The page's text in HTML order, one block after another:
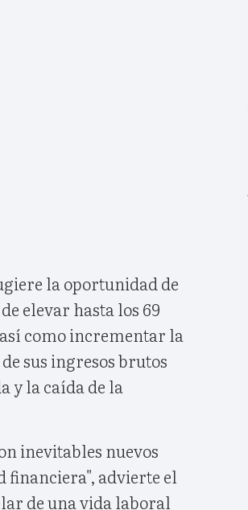
la oportunidad de
elevar hasta los 69
como incrementar la
sus ingresos brutos
y la caída de la
inevitables nuevos
financiera", advierte el
de una vida laboral